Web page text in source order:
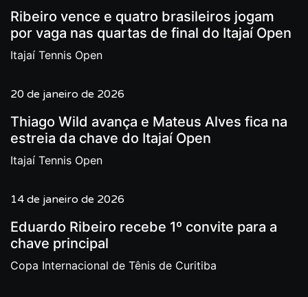
Ribeiro vence e quatro brasileiros jogam
por vaga nas quartas de final do Itajaí Open
Itajaí Tennis Open
20 de janeiro de 2026
Thiago Wild avança e Mateus Alves fica na
estreia da chave do Itajaí Open
Itajaí Tennis Open
14 de janeiro de 2026
Eduardo Ribeiro recebe 1º convite para a
chave principal
Copa Internacional de Tênis de Curitiba